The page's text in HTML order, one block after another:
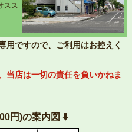
スス
ですので、ご利用はお控えく
当店は一切の責任を負いかねま
円)の案内図 ⬇️